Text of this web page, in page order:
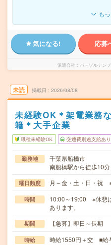
も
気になる! 応募
派遣会社 パーソルテン
未読 掲載日 2026/08/08
未経験OK＊架電業務
籍＊大手企業
職種未経験OK 交通費別途支給あり
勤務地
千葉県船橋市
南船橋駅から徒歩10分
曜日頻度 月～金・土・日・祝 ※
時間
10:00～19:00 ※休憩
あります。
期間 【急募】即日～長期
時給
時給1550円＋交 ■給